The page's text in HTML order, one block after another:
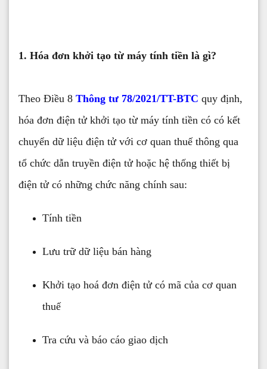
1. Hóa đơn khởi tạo từ máy tính tiền là gì?
Theo Điều 8 Thông tư 78/2021/TT-BTC quy định,
hóa đơn điện tử khởi tạo từ máy tính tiền có có kết
chuyển dữ liệu điện tử với cơ quan thuế thông qua
tổ chức dẫn truyền điện tử hoặc hệ thống thiết bị
điện tử có những chức năng chính sau:
Tính tiền
Lưu trữ dữ liệu bán hàng
Khởi tạo hoá đơn điện tử có mã của cơ quan
thuế
Tra cứu và báo cáo giao dịch